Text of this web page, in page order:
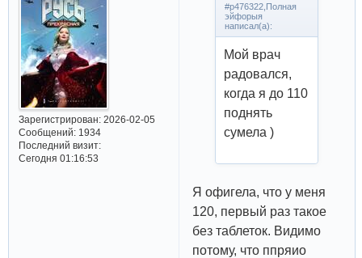
Зарегистрирован: 2026-02-05
Сообщений:1934
Последний визит:
Сегодня 01:16:53
#p476322,Полная
эйфорыя
написал(а):
Мой врач
радовался,
когда я до 110
поднять
сумела )
Я офигела, что у меня
120, первый раз такое
без таблеток. Видимо
потому, что ппряио